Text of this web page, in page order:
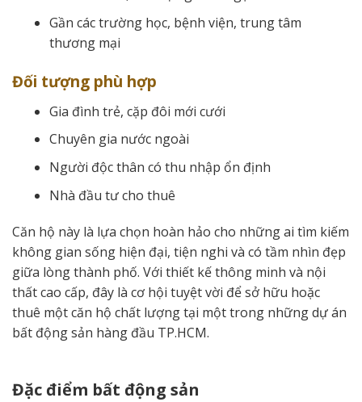
Gần các trường học, bệnh viện, trung tâm
thương mại
Đối tượng phù hợp
Gia đình trẻ, cặp đôi mới cưới
Chuyên gia nước ngoài
Người độc thân có thu nhập ổn định
Nhà đầu tư cho thuê
Căn hộ này là lựa chọn hoàn hảo cho những ai tìm kiếm
không gian sống hiện đại, tiện nghi và có tầm nhìn đẹp
giữa lòng thành phố. Với thiết kế thông minh và nội
thất cao cấp, đây là cơ hội tuyệt vời để sở hữu hoặc
thuê một căn hộ chất lượng tại một trong những dự án
bất động sản hàng đầu TP.HCM.
Đặc điểm bất động sản